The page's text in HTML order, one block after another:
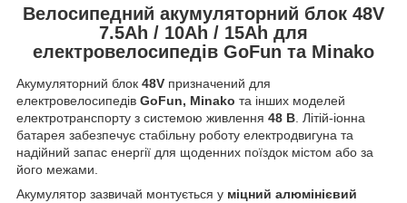
Велосипедний акумуляторний блок 48V
7.5Ah / 10Ah / 15Ah для
електровелосипедів GoFun та Minako
Акумуляторний блок 48V призначений для
електровелосипедів GoFun, Minako та інших моделей
електротранспорту з системою живлення 48 В. Літій-іонна
батарея забезпечує стабільну роботу електродвигуна та
надійний запас енергії для щоденних поїздок містом або за
його межами.
Акумулятор зазвичай монтується у міцний алюмінієвий